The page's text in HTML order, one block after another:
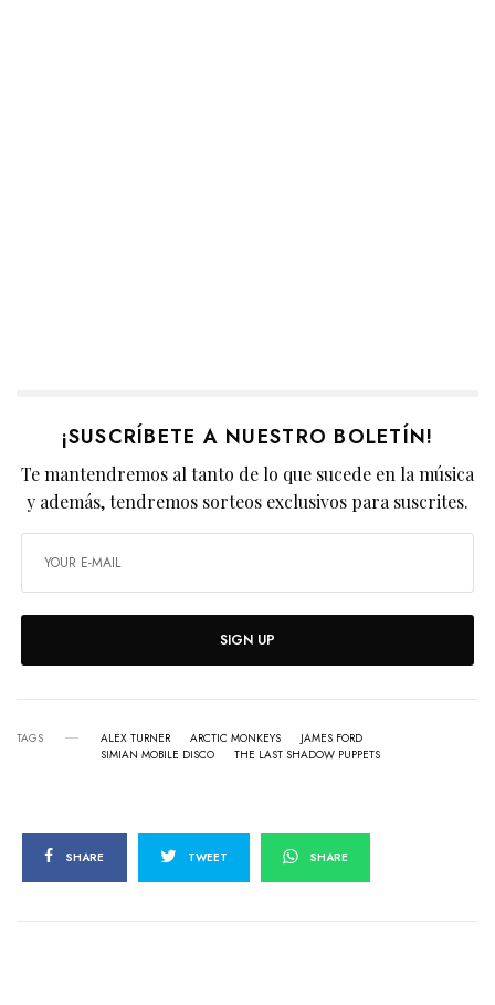
¡SUSCRÍBETE A NUESTRO BOLETÍN!
Te mantendremos al tanto de lo que sucede en la música
y además, tendremos sorteos exclusivos para suscrites.
SIGN UP
TAGS ALEX TURNER ARCTIC MONKEYS
JAMES FORD
SIMIAN MOBILE DISCO
THE LAST SHADOW PUPPETS
SHARE TWEET SHARE